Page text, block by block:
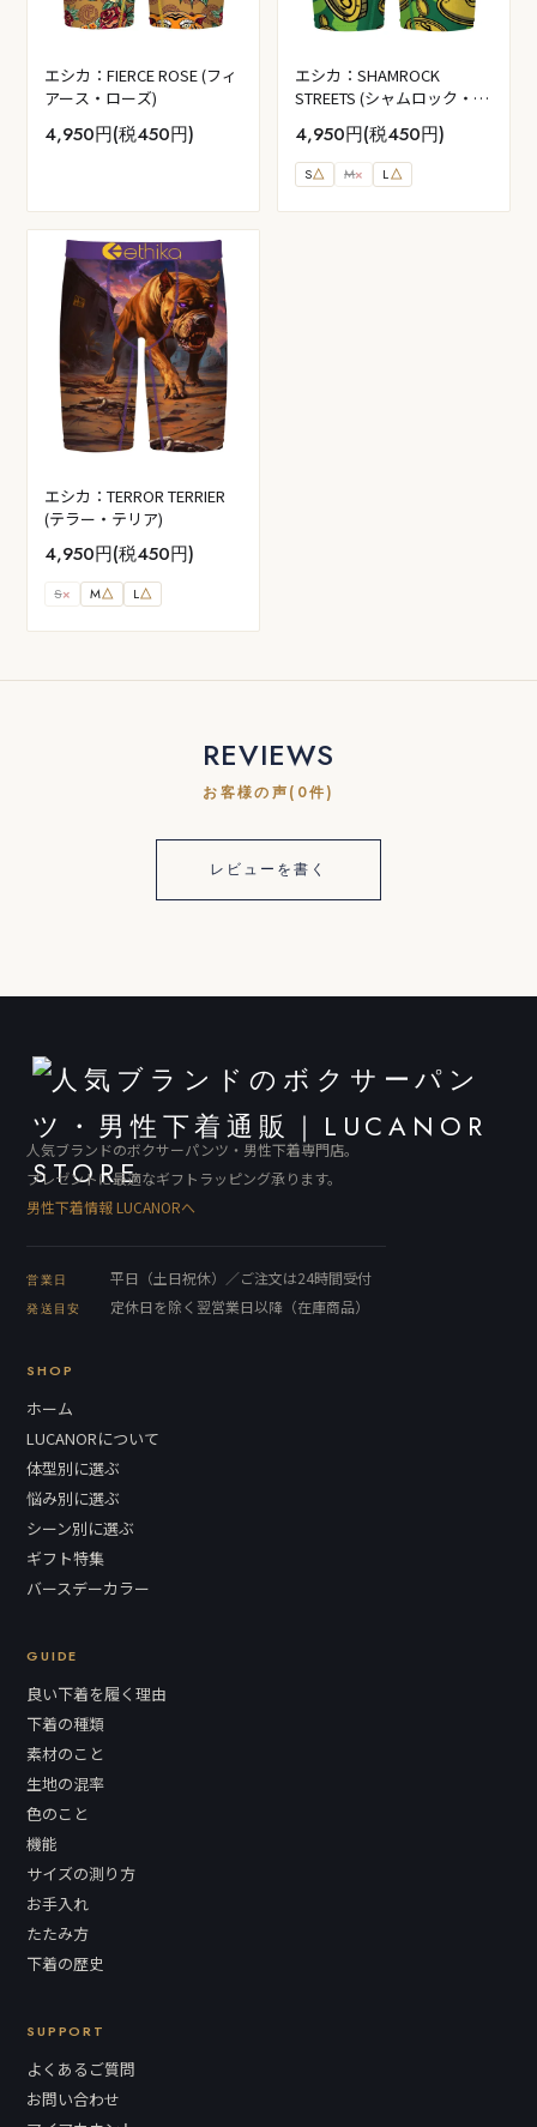
エシカ：FIERCE ROSE (フィ
アース・ローズ)
4,950円(税450円)
エシカ：SHAMROCK
STREETS (シャムロック・ス
トリーツ)
4,950円(税450円)
S△ M× L△
エシカ：TERROR TERRIER
(テラー・テリア)
4,950円(税450円)
S× M△ L△
REVIEWS
お客様の声(0件)
レビューを書く
人気ブランドのボクサーパンツ・男性下着専門店。
プレゼントに最適なギフトラッピング承ります。
男性下着情報 LUCANORへ
営業日 平日（土日祝休）／ご注文は24時間受付
発送目安 定休日を除く翌営業日以降（在庫商品）
SHOP
ホーム
LUCANORについて
体型別に選ぶ
悩み別に選ぶ
シーン別に選ぶ
ギフト特集
バースデーカラー
GUIDE
良い下着を履く理由
下着の種類
素材のこと
生地の混率
色のこと
機能
サイズの測り方
お手入れ
たたみ方
下着の歴史
SUPPORT
よくあるご質問
お問い合わせ